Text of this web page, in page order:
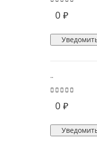
0 ₽
..
0 ₽